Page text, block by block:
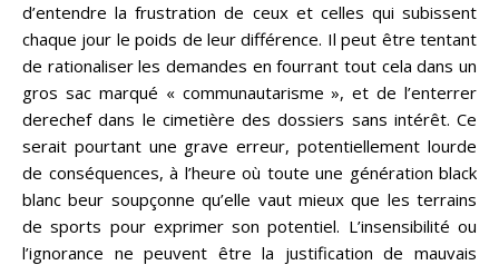
d’entendre la frustration de ceux et celles qui subissent
chaque jour le poids de leur différence. Il peut être tentant
de rationaliser les demandes en fourrant tout cela dans un
gros sac marqué « communautarisme », et de l’enterrer
derechef dans le cimetière des dossiers sans intérêt. Ce
serait pourtant une grave erreur, potentiellement lourde
de conséquences, à l’heure où toute une génération black
blanc beur soupçonne qu’elle vaut mieux que les terrains
de sports pour exprimer son potentiel. L’insensibilité ou
l’ignorance ne peuvent être la justification de mauvais